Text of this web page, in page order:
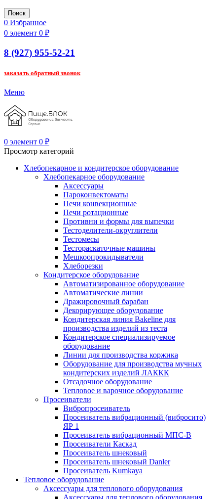
Поиск
0 Избранное
0 элемент 0 ₽
8 (927) 955-52-21
заказать обратный звонок
Меню
0 элемент 0 ₽
Просмотр категорий
Хлебопекарное и кондитерское оборудование
Хлебопекарное оборудование
Аксессуары
Пароконвектоматы
Печи конвекционные
Печи ротационные
Противни и формы для выпечки
Тестоделители-округлители
Тестомесы
Тестораскаточные машины
Мешкоопрокидыватели
Хлеборезки
Кондитерское оборудование
Автоматизированное оборудование
Автоматические линии
Дражировочный барабан
Декорирующее оборудование
Кондитерская линия Bakeline для
производства изделий из теста
Кондитерское специализируемое
оборудование
Линии для производства коржика
Оборудование для производства мучных
кондитерских изделий ЛАККК
Отсадочное оборудование
Тепловое и варочное оборудование
Просеиватели
Вибропросеиватель
Просеиватель вибрационный (вибросито)
ЯР 1
Просеиватель вибрационный МПС-В
Просеиватели Каскад
Просеиватель шнековый
Просеиватель шнековый Danler
Просеиватель Kumkaya
Тепловое оборудование
Аксессуары для теплового оборудования
Аксессуары для теплового оборудования